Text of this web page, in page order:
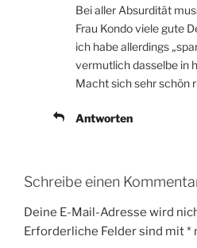
Bei aller Absurdität
Frau Kondo viele gute
ich habe allerdings
vermutlich dasselbe in
Macht sich sehr schön
Antworten
Schreibe einen
Deine E-Mail-Adresse wird
Erforderliche Felder sind mit*